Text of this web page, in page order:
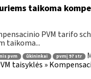
taikoma
PVM tarifo
taikoma...
pvm ūkininkai pvmį 97 str
taisyklės »